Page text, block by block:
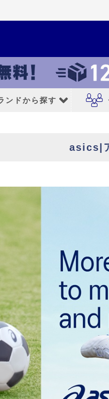
ンドから探す
｜ミズノ
プーマ
｜アンブロ
｜スボルメ
｜アスレタ
｜ヒュンメル
｜ルースイソンブラ
junky｜Claudio Pandiani
NUT｜サッカーナッツ
｜スパッツィオ
Court｜アールズコート
｜ペナルティ
マ
ト
イ
ボ
asics|